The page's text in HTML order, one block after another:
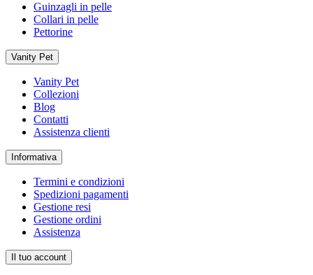
Guinzagli in pelle
Collari in pelle
Pettorine
Vanity Pet
Vanity Pet
Collezioni
Blog
Contatti
Assistenza clienti
Informativa
Termini e condizioni
Spedizioni pagamenti
Gestione resi
Gestione ordini
Assistenza
Il tuo account